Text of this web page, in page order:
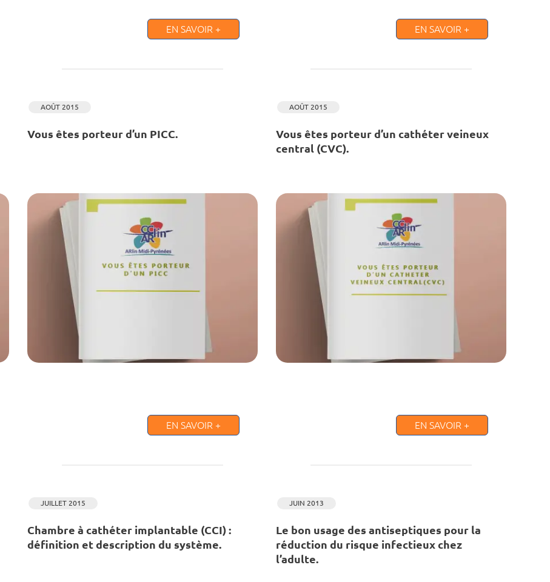
EN SAVOIR + EN SAVOIR +
AOÛT 2015
Vous êtes porteur d’un PICC.
EN SAVOIR +
AOÛT 2015
Vous êtes porteur d’un cathéter veineux
central (CVC).
EN SAVOIR +
JUILLET 2015
Chambre à cathéter implantable (CCI) :
définition et description du système.
JUIN 2013
Le bon usage des antiseptiques pour la
réduction du risque infectieux chez
l’adulte.